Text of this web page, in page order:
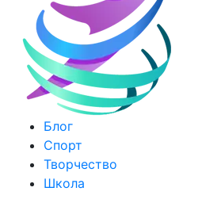
Блог
Спорт
Творчество
Школа